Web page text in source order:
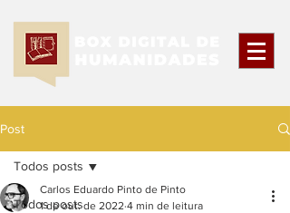
Post
Todos posts
Todos posts
Carlos Eduardo Pinto de Pinto
1 de out. de 2022 4 min de leitura